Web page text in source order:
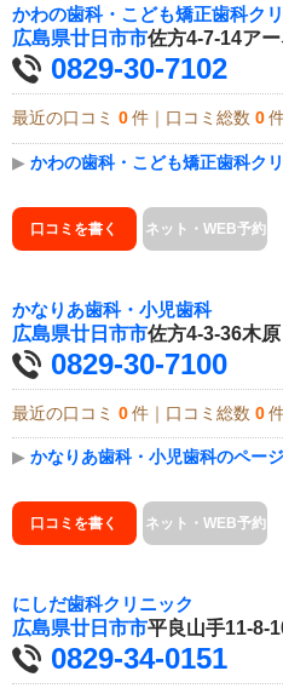
かわの歯科・こども矯正歯科ク
広島県廿日市市佐方4-7-14ア
0829-30-7102
最近の口コミ 0 件｜口コミ総数 0
▶ かわの歯科・こども矯正歯科ク
口コミを書く ネット・WEB予約
かなりあ歯科・小児歯科
広島県廿日市市佐方4-3-36木
0829-30-7100
最近の口コミ 0 件｜口コミ総数 0
▶ かなりあ歯科・小児歯科のペー
口コミを書く ネット・WEB予約
にしだ歯科クリニック
広島県廿日市市平良山手11-8-
0829-34-0151